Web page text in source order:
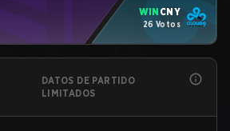
WIN CNY
26 Votos
DATOS DE PARTIDO
LIMITADOS